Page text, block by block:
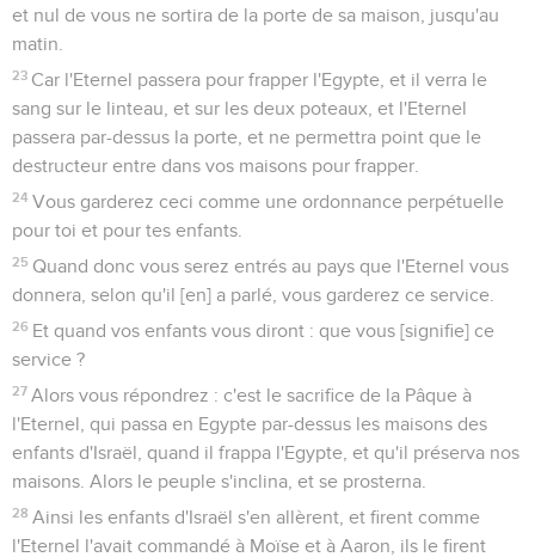
et nul de vous ne sortira de la porte de sa maison, jusqu'au
matin.
23 Car l'Eternel passera pour frapper l'Egypte, et il verra le
sang sur le linteau, et sur les deux poteaux, et l'Eternel
passera par-dessus la porte, et ne permettra point que le
destructeur entre dans vos maisons pour frapper.
24 Vous garderez ceci comme une ordonnance perpétuelle
pour toi et pour tes enfants.
25 Quand donc vous serez entrés au pays que l'Eternel vous
donnera, selon qu'il [en] a parlé, vous garderez ce service.
26 Et quand vos enfants vous diront : que vous [signifie] ce
service ?
27 Alors vous répondrez : c'est le sacrifice de la Pâque à
l'Eternel, qui passa en Egypte par-dessus les maisons des
enfants d'Israël, quand il frappa l'Egypte, et qu'il préserva nos
maisons. Alors le peuple s'inclina, et se prosterna.
28 Ainsi les enfants d'Israël s'en allèrent, et firent comme
l'Eternel l'avait commandé à Moïse et à Aaron, ils le firent